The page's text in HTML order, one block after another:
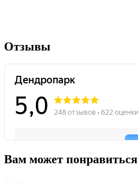
Отзывы
Вам может понравиться